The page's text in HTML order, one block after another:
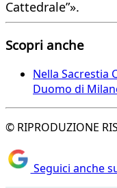
Cattedrale”».
Scopri anche
Nella Sacrestia
Duomo di
© RIPRODUZIONE
Seguici anche